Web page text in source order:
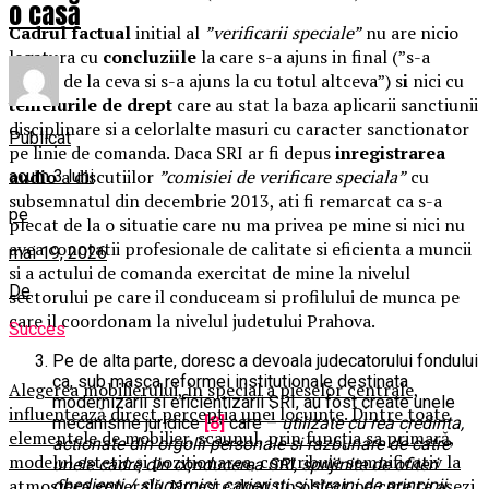
Cadrul factualinitial al ”verificarii speciale”nu are nicio
legatura cu concluziilela care s-a ajuns in final (”s-a
plecat de la ceva si s-a ajuns la cu totul altceva”) si nici cu
temeiurile de drept care au stat la baza aplicarii sanctiunii
disciplinare si a celorlalte masuri cu caracter sanctionator
pe linie de comanda. Daca SRI ar fi depusinregistrarea
audioa discutiilor ”comisiei de verificare speciala”cu
subsemnatul din decembrie 2013, ati fi remarcat ca s-a
plecat de la o situatie care nu ma privea pe mine si nici nu
avea conotatii profesionale de calitate si eficienta a muncii
si a actului de comanda exercitat de mine la nivelul
sectorului pe care il conduceam si profilului de munca pe
care il coordonam la nivelul judetului Prahova.
Pe de alta parte, doresc a devoala judecatorului fondului
ca, sub masca reformei institutionale destinata
modernizarii si eficientizarii SRI, au fost create unele
mecanisme juridice[8]care –utilizate cu rea credinta,
actionate din orgolii personale si razbunare de catre
unele cadre din conducerea SRI, sprijinite de ofiteri
o casă
Publicat
acum 3 luni
pe
mai 19, 2026
De
Succes
Alegerea mobilierului, în special a pieselor centrale,
influențează direct percepția unei locuințe. Dintre toate
elementele de mobilier, scaunul, prin funcția sa primară,
modelul estetic și poziționarea, contribuie semnificativ la